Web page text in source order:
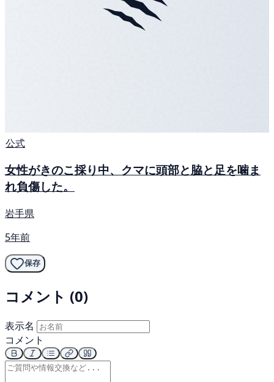
公式
女性がきのこ採り中、クマに頭部と脇と足を噛ま
れ負傷した。
岩手県
5年前
保存
コメント (0)
表示名
コメント